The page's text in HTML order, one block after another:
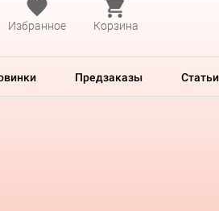
Избранное Корзина
Предзаказы Статьи